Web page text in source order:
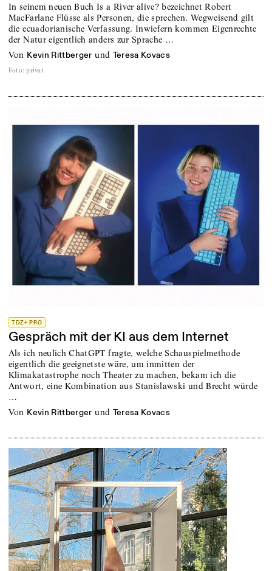
In seinem neuen Buch Is a River alive? bezeichnet Robert
MacFarlane Flüsse als Personen, die sprechen. Wegweisend gilt
die ecuadorianische Verfassung. Inwiefern kommen Eigenrechte
der Natur eigentlich anders zur Sprache …
von Kevin Rittberger und Teresa Kovacs
Foto: privat
TDZ+ PRO
Gespräch mit der KI aus dem Internet
Als ich neulich ChatGPT fragte, welche Schauspielmethode
eigentlich die geeignetste wäre, um inmitten der
Klimakatastrophe noch Theater zu machen, bekam ich die
Antwort, eine Kombination aus Stanislawski und Brecht würde
…
von Kevin Rittberger und Teresa Kovacs